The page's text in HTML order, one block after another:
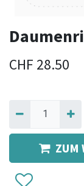
CHF 28.50
ZUM